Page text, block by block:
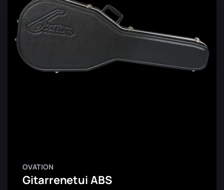
OVATION
Gitarrenetui ABS